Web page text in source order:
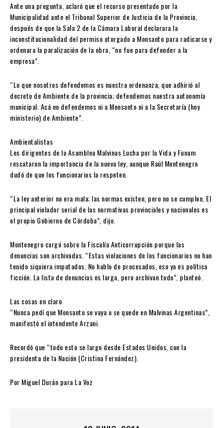
Ante una pregunta, aclaró que el recurso presentado por la
Municipalidad ante el Tribunal Superior de Justicia de la Provincia,
después de que la Sala 2 de la Cámara Laboral declarara la
inconstitucionalidad del permiso otorgado a Monsanto para radicarse y
ordenara la paralización de la obra, “no fue para defender a la
empresa”.
“Lo que nosotros defendemos es nuestra ordenanza, que adhirió al
decreto de Ambiente de la provincia; defendemos nuestra autonomía
municipal. Acá no defendemos ni a Monsanto ni a la Secretaría (hoy
ministerio) de Ambiente”.
Ambientalistas
Los dirigentes de la Asamblea Malvinas Lucha por la Vida y Funam
rescataron la importancia de la nueva ley, aunque Raúl Montenegro
dudó de que los funcionarios la respeten.
“La ley anterior no era mala; las normas existen, pero no se cumplen. El
principal violador serial de las normativas provinciales y nacionales es
el propio Gobierno de Córdoba”, dijo.
Montenegro cargó sobre la Fiscalía Anticorrupción porque las
denuncias son archivadas. “Estas violaciones de los funcionarios no han
tenido siquiera imputados. No hablo de procesados, eso ya es política
ficción. La lista de denuncias es larga, pero archivan todo”, planteó.
Las cosas en claro
“Nunca pedí que Monsanto se vaya o se quede en Malvinas Argentinas”,
manifestó el intendente Arzani.
Recordó que “todo esto se largo desde Estados Unidos, con la
presidenta de la Nación (Cristina Fernández).
Por Miguel Durán para La Voz